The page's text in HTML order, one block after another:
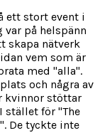
ett stort event i
på helspänn
skapa nätverk
vem som är
med "alla".
och några av
kvinnor stöttar
stället för "The
De tyckte inte